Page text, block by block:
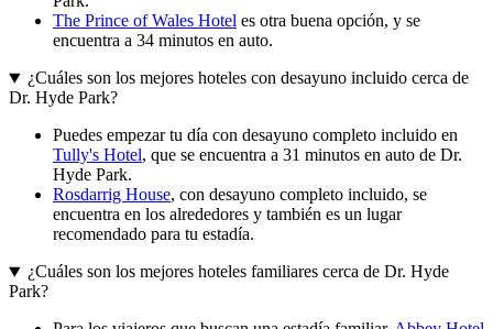
The Prince of Wales Hotel es otra buena opción, y se
encuentra a 34 minutos en auto.
¿Cuáles son los mejores hoteles con desayuno incluido cerca de
Dr. Hyde Park?
Puedes empezar tu día con desayuno completo incluido en
Tully's Hotel, que se encuentra a 31 minutos en auto de Dr.
Hyde Park.
Rosdarrig House, con desayuno completo incluido, se
encuentra en los alrededores y también es un lugar
recomendado para tu estadía.
¿Cuáles son los mejores hoteles familiares cerca de Dr. Hyde
Park?